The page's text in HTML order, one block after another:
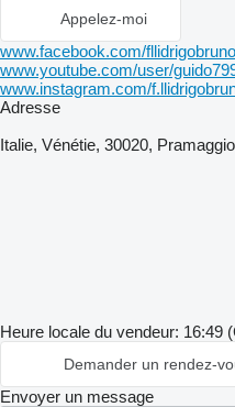
Appelez-moi
www.facebook.com/
www.youtube.com/user/
www.instagram.com/
Adresse
Italie, Vénétie, 30020,
Heure locale du vendeur: 16:49
Demander un rendez-
Envoyer un message